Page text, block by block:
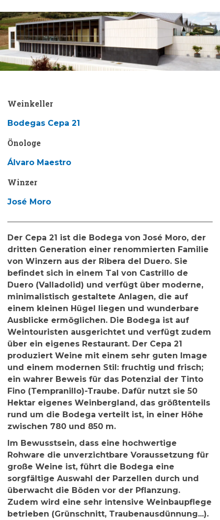
Weinkeller
Bodegas Cepa 21
Önologe
Álvaro Maestro
Winzer
José Moro
Der Cepa 21 ist die Bodega von José Moro, der
dritten Generation einer renommierten Familie
von Winzern aus der Ribera del Duero. Sie
befindet sich in einem Tal von Castrillo de
Duero (Valladolid) und verfügt über moderne,
minimalistisch gestaltete Anlagen, die auf
einem kleinen Hügel liegen und wunderbare
Ausblicke ermöglichen. Die Bodega ist auf
Weintouristen ausgerichtet und verfügt zudem
über ein eigenes Restaurant. Der Cepa 21
produziert Weine mit einem sehr guten Image
und einem modernen Stil: fruchtig und frisch;
ein wahrer Beweis für das Potenzial der Tinto
Fino (Tempranillo)-Traube. Dafür nutzt sie 50
Hektar eigenes Weinbergland, das größtenteils
rund um die Bodega verteilt ist, in einer Höhe
zwischen 780 und 850 m.
Im Bewusstsein, dass eine hochwertige
Rohware die unverzichtbare Voraussetzung für
große Weine ist, führt die Bodega eine
sorgfältige Auswahl der Parzellen durch und
überwacht die Böden vor der Pflanzung.
Zudem wird eine sehr intensive Weinbaupflege
betrieben (Grünschnitt, Traubenausdünnung...).